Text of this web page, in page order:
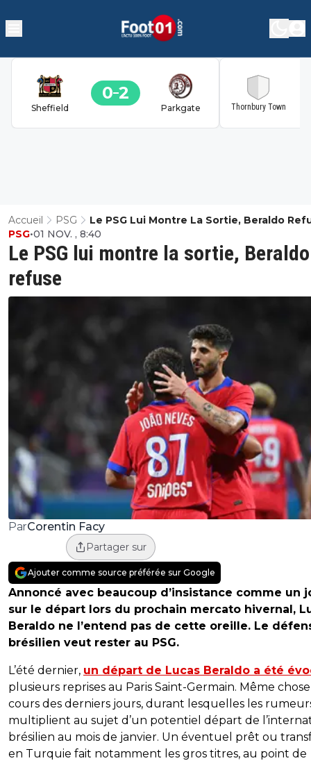
Sheffield
0 2
Parkgate Thornbury Town
Accueil PSG Le PSG Lui Montre La Sortie, Beraldo
Le PSG lui montre la sortie, Beraldo
refuse
PSG•01 NOV. , 8:40
ParCorentin Facy
Partager sur
Ajouter comme source préférée sur Google
Annoncé avec beaucoup d’insistance comme un
sur le départ lors du prochain mercato hivernal,
Beraldo ne l’entend pas de cette oreille. Le
brésilien veut rester au PSG.
L’été dernier, un départ de Lucas Beraldo a été
plusieurs reprises au Paris Saint-Germain. Même
cours des derniers jours, durant lesquelles les
multiplient au sujet d’un potentiel départ de
brésilien au mois de janvier. Un éventuel prêt ou
en Turquie fait notamment les gros titres, au point de